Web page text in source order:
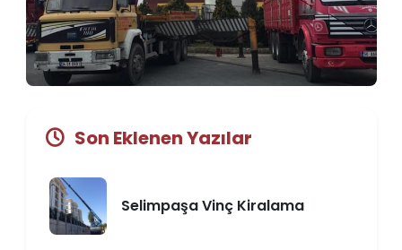
Son Eklenen Yazılar
Selimpaşa Vinç Kiralama